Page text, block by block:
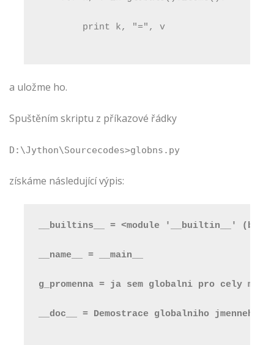
        print k, "=", v
a uložme ho.
Spuštěním skriptu z příkazové řádky
D:\Jython\Sourcecodes>globns.py
získáme následující výpis:
__builtins__ = <module '__builtin__'
__name__ = __main__
g_promenna = ja sem globalni pro cely
__doc__ = Demostrace globalniho jmenneho